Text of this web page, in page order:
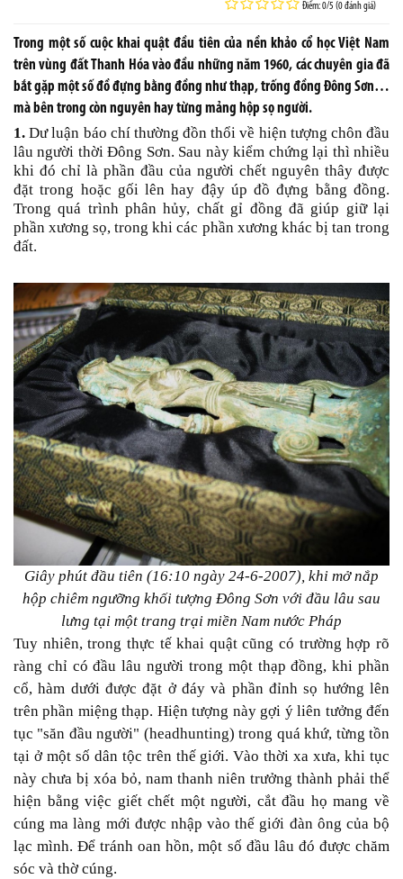
Điểm: 0/5 (0 đánh giá)
Trong một số cuộc khai quật đầu tiên của nền khảo cổ học Việt Nam
trên vùng đất Thanh Hóa vào đầu những năm 1960, các chuyên gia đã
bắt gặp một số đồ đựng bằng đồng như thạp, trống đồng Đông Sơn…
mà bên trong còn nguyên hay từng mảng hộp sọ người.
1. Dư luận báo chí thường đồn thổi về hiện tượng chôn đầu
lâu người thời Đông Sơn. Sau này kiểm chứng lại thì nhiều
khi đó chỉ là phần đầu của người chết nguyên thây được
đặt trong hoặc gối lên hay đậy úp đồ đựng bằng đồng.
Trong quá trình phân hủy, chất gỉ đồng đã giúp giữ lại
phần xương sọ, trong khi các phần xương khác bị tan trong
đất.
Giây phút đầu tiên (16:10 ngày 24-6-2007), khi mở nắp
hộp chiêm ngưỡng khối tượng Đông Sơn với đầu lâu sau
lưng tại một trang trại miền Nam nước Pháp
Tuy nhiên, trong thực tế khai quật cũng có trường hợp rõ
ràng chỉ có đầu lâu người trong một thạp đồng, khi phần
cổ, hàm dưới được đặt ở đáy và phần đỉnh sọ hướng lên
trên phần miệng thạp. Hiện tượng này gợi ý liên tưởng đến
tục "săn đầu người" (headhunting) trong quá khứ, từng tồn
tại ở một số dân tộc trên thế giới. Vào thời xa xưa, khi tục
này chưa bị xóa bỏ, nam thanh niên trưởng thành phải thể
hiện bằng việc giết chết một người, cắt đầu họ mang về
cúng ma làng mới được nhập vào thế giới đàn ông của bộ
lạc mình. Để tránh oan hồn, một số đầu lâu đó được chăm
sóc và thờ cúng.